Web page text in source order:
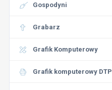
Gospodyni
Grabarz
Grafik Komputerowy
Grafik komputerowy DTP